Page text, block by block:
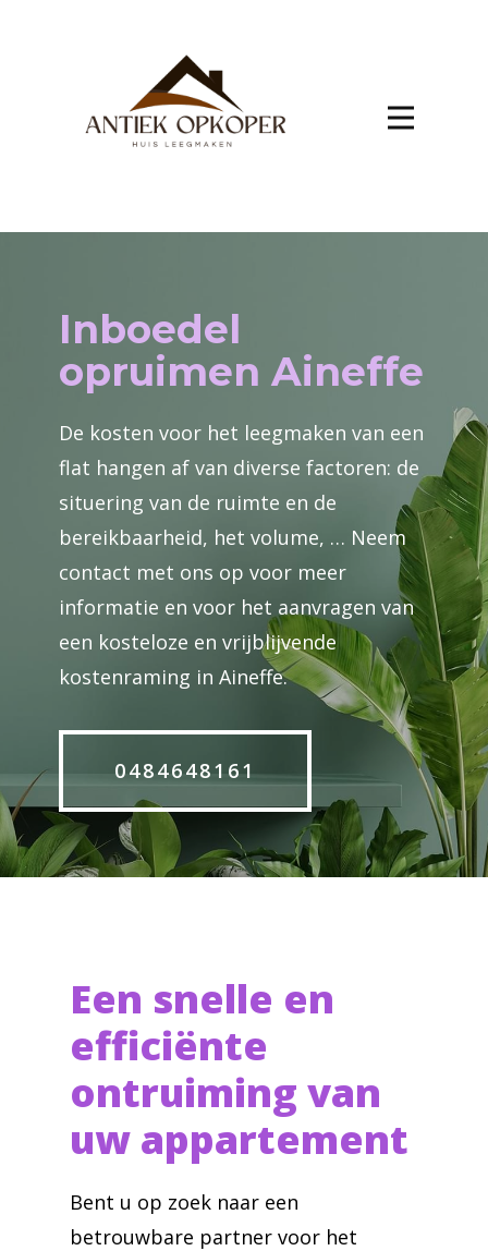
Inboedel
opruimen Aineffe
De kosten voor het leegmaken van een
flat hangen af van diverse factoren: de
situering van de ruimte en de
bereikbaarheid, het volume, … Neem
contact met ons op voor meer
informatie en voor het aanvragen van
een kosteloze en vrijblijvende
kostenraming in Aineffe.
0484648161
Een snelle en
efficiënte
ontruiming van
uw appartement
Bent u op zoek naar een
betrouwbare partner voor het